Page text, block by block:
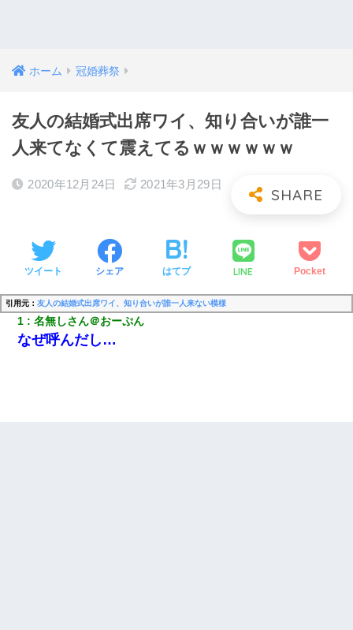
ホーム 冠婚葬祭
友人の結婚式出席ワイ、知り合いが誰一
人来てなくて震えてるｗｗｗｗｗｗ
2020年12月24日 2021年3月29日
ツイート シェア はてブ LINE Pocket
引用元： 友人の結婚式出席ワイ、知り合いが誰一人来ない模様
1 名無しさん＠おーぷん
なぜ呼んだし…